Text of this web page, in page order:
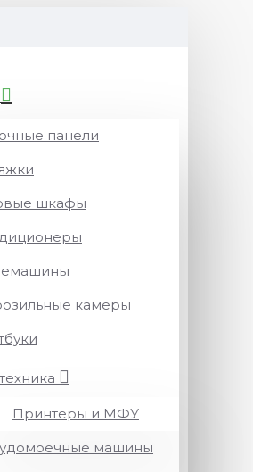
панели
шкафы
камеры
Принтеры и МФУ
машины